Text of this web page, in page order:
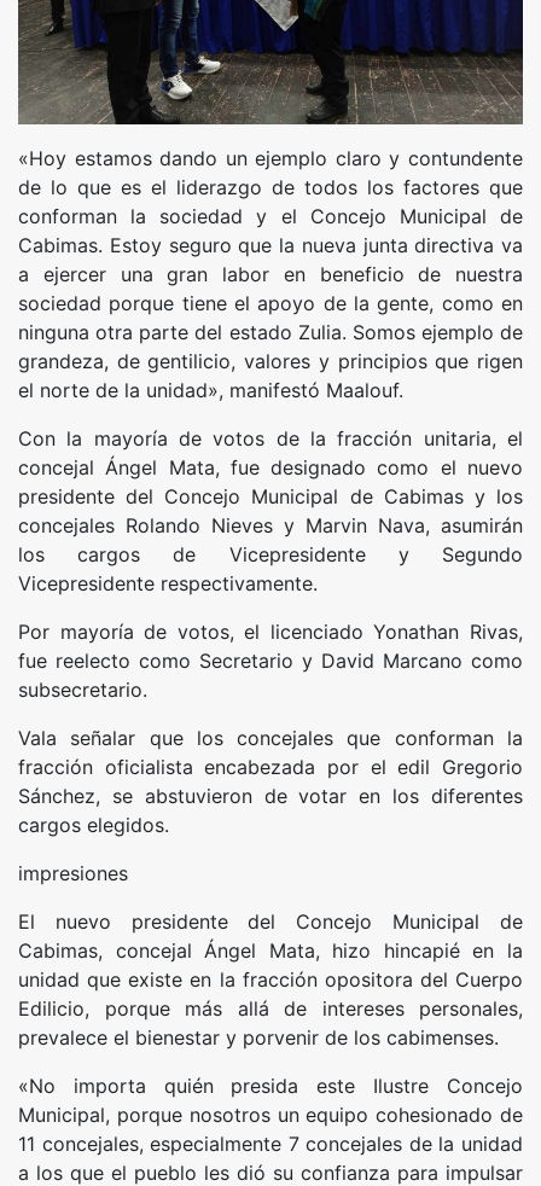
«Hoy estamos dando un ejemplo claro y contundente
de lo que es el liderazgo de todos los factores que
conforman la sociedad y el Concejo Municipal de
Cabimas. Estoy seguro que la nueva junta directiva va
a ejercer una gran labor en beneficio de nuestra
sociedad porque tiene el apoyo de la gente, como en
ninguna otra parte del estado Zulia. Somos ejemplo de
grandeza, de gentilicio, valores y principios que rigen
el norte de la unidad», manifestó Maalouf.
Con la mayoría de votos de la fracción unitaria, el
concejal Ángel Mata, fue designado como el nuevo
presidente del Concejo Municipal de Cabimas y los
concejales Rolando Nieves y Marvin Nava, asumirán
los cargos de Vicepresidente y Segundo
Vicepresidente respectivamente.
Por mayoría de votos, el licenciado Yonathan Rivas,
fue reelecto como Secretario y David Marcano como
subsecretario.
Vala señalar que los concejales que conforman la
fracción oficialista encabezada por el edil Gregorio
Sánchez, se abstuvieron de votar en los diferentes
cargos elegidos.
impresiones
El nuevo presidente del Concejo Municipal de
Cabimas, concejal Ángel Mata, hizo hincapié en la
unidad que existe en la fracción opositora del Cuerpo
Edilicio, porque más allá de intereses personales,
prevalece el bienestar y porvenir de los cabimenses.
«No importa quién presida este Ilustre Concejo
Municipal, porque nosotros un equipo cohesionado de
11 concejales, especialmente 7 concejales de la unidad
a los que el pueblo les dió su confianza para impulsar